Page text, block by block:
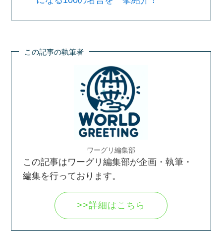
この記事の執筆者
ワーグリ編集部
この記事はワーグリ編集部が企画・執筆・
編集を行っております。
>>詳細はこちら